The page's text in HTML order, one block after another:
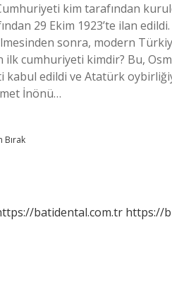
kim tarafından
29 Ekim 1923’te ilan edildi.
sonra, modern
cumhuriyeti kimdir? Bu,
kabul edildi ve Atatürk
İnönü…
Bırak
batidental.com.tr https://